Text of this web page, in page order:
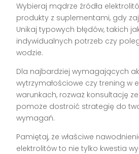
Wybieraj mądrze źródła
produkty z suplementami, gdy
Unikaj typowych błędów, takich
indywidualnych potrzeb czy
wodzie.
Dla najbardziej wymagających
wytrzymałościowe czy trening w
warunkach, rozważ konsultację
pomoże dostroić strategię do
wymagań.
Pamiętaj, że właściwe
elektrolitów to nie tylko kwestia